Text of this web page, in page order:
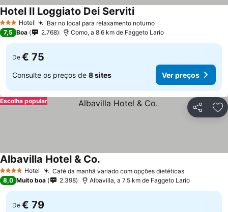
3 EstrelasHotel Bar no local para relaxamento noturno
Hotel Il Loggiato Dei Serviti
7,5 Boa 2.768 Como, a 8.6 km de Faggeto Lario
De € 75
Consulte os preços de 8 sites Ver preços
Partilhar
Escolha popular
4 EstrelasHotel Café da manhã variado com opções dietéticas
Albavilla Hotel & Co.
8,0 Muito boa 2.398 Albavilla, a 7.5 km de Faggeto Lario
De € 79